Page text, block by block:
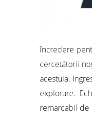
încredere
cercetătorii
acestuia.
explorare.
remarcabil de